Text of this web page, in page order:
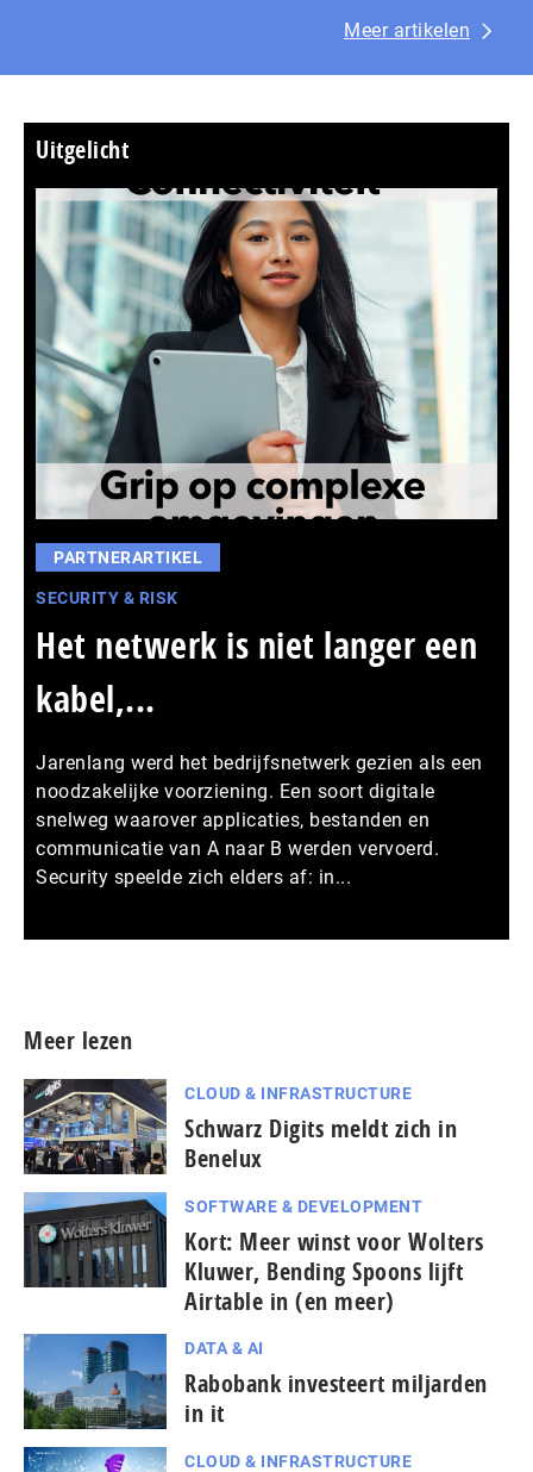
Meer artikelen
Uitgelicht
PARTNERARTIKEL
SECURITY & RISK
Het netwerk is niet langer een
kabel,...
Jarenlang werd het bedrijfsnetwerk gezien als een
noodzakelijke voorziening. Een soort digitale
snelweg waarover applicaties, bestanden en
communicatie van A naar B werden vervoerd.
Security speelde zich elders af: in...
Meer lezen
CLOUD & INFRASTRUCTURE
Schwarz Digits meldt zich in
Benelux
SOFTWARE & DEVELOPMENT
Kort: Meer winst voor Wolters
Kluwer, Bending Spoons lijft
Airtable in (en meer)
DATA & AI
Rabobank investeert miljarden
in it
CLOUD & INFRASTRUCTURE